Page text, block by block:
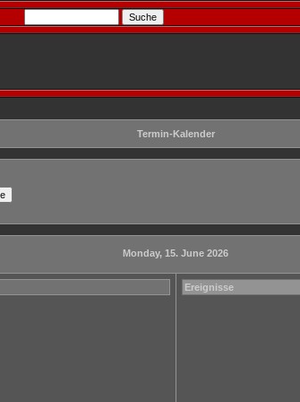
Termin-Kalender
Monday, 15. June 2026
Ereignisse